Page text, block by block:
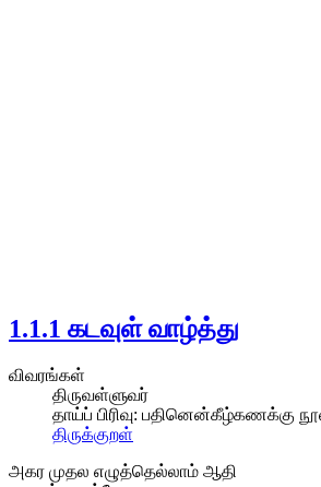
1.1.1 கடவுள் வாழ்த்து
விவரங்கள்
திருவள்ளுவர்
தாய்ப் பிரிவு: பதினென்கீழ்கணக்கு
திருக்குறள்
அகர முதல எழுத்தெல்லாம் ஆதி